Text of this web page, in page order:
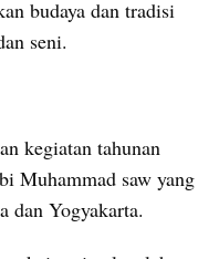
budaya dan tradisi
seni.
kegiatan tahunan
Muhammad saw yang
dan Yogyakarta.